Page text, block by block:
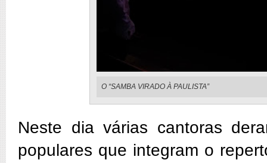
O “SAMBA VIRADO À PAULISTA”
Neste dia várias cantoras
populares que integram o